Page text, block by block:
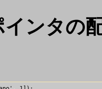
インタの